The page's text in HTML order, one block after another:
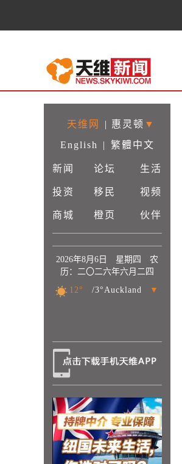
天维网 | 惠灵顿 ▼
English
| 繁體中文
新闻 论坛 生活
投资 移民 视频
商城 橙页 伙伴
2026年8月6日 星期四 农
历：二〇二六年六月二四
12°
/3°Auckland ▼